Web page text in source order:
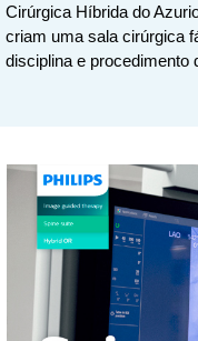
Cirúrgica Híbrida do
criam uma sala cirúrgica
disciplina e procedimento